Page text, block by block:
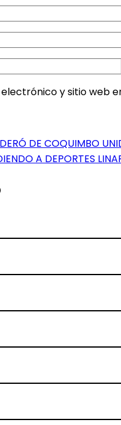
y sitio web
DE COQUIMBO
A DEPORTES